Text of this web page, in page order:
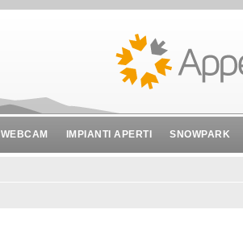
WEBCAM IMPIANTI APERTI SNOWPARK